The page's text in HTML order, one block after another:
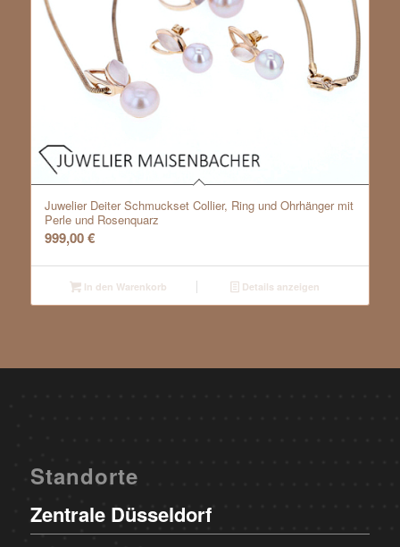
Juwelier Deiter Schmuckset Collier, Ring und Ohrhänger mit
Perle und Rosenquarz
999,00€
In den Warenkorb Details anzeigen
Standorte
Zentrale Düsseldorf